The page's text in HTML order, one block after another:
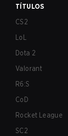
TÍTULOS
CS2
LoL
Dota 2
Valorant
R6:S
CoD
Rocket League
SC2